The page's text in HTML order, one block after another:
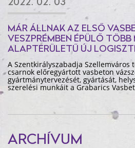
2022. 02. 03
MÁR ÁLLNAK AZ ELSŐ
VESZPRÉMBEN ÉPÜLŐ TÖBB
ALAPTERÜLETŰ ÚJ
A Szentkirályszabadja
csarnok előregyártott vasbeton
gyártmánytervezését, gyártását,
szerelési munkáit a Grabarics
ARCHÍVUM